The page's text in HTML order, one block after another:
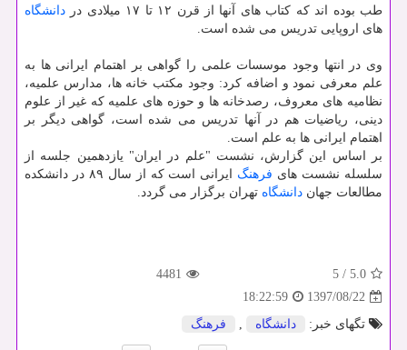
طب بوده اند كه كتاب های آنها از قرن ۱۲ تا ۱۷ میلادی در
دانشگاه
های اروپایی تدریس می شده است.
وی در انتها وجود موسسات علمی را گواهی بر اهتمام ایرانی ها به
علم معرفی نمود و اضافه كرد: وجود مكتب خانه ها، مدارس علمیه،
نظامیه های معروف، رصدخانه ها و حوزه های علمیه كه غیر از علوم
دینی، ریاضیات هم در آنها تدریس می شده است، گواهی دیگر بر
اهتمام ایرانی ها به علم است.
بر اساس این گزارش، نشست "علم در ایران" یازدهمین جلسه از
سلسله نشست های فرهنگ
ایرانی است كه از سال ۸۹ در دانشكده
مطالعات جهان دانشگاه تهران برگزار می گردد.
5.0
/
5
4481
1397/08/22
18:22:59
تگهای خبر:
دانشگاه , فرهنگ